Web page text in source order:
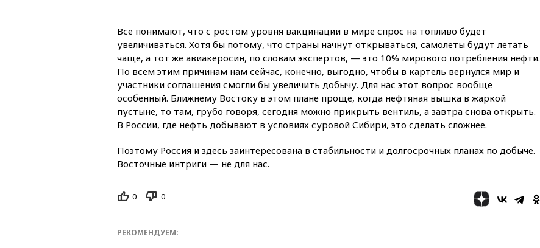
беспилотник над Россией
вчера, 20:27Ямпольская
призвала оптимизировать
олимпиады для поступления в
вузы
вчера, 20:15
Минтранс
предложил оплачивать
защиту дорог от БПЛА из
средств на ремонт
вчера, 20:00
официальным визитом
Все понимают, что с ростом уровня вакцинации в мире спрос на топливо будет
увеличиваться. Хотя бы потому, что страны начнут открываться, самолеты будут летать
чаще, а тот же авиакеросин, по словам экспертов, — это 10% мирового потребления нефти.
По всем этим причинам нам сейчас, конечно, выгодно, чтобы в картель вернулся мир и
участники соглашения смогли бы увеличить добычу. Для нас этот вопрос вообще
особенный. Ближнему Востоку в этом плане проще, когда нефтяная вышка в жаркой
пустыне, то там, грубо говоря, сегодня можно прикрыть вентиль, а завтра снова открыть.
В России, где нефть добывают в условиях суровой Сибири, это сделать сложнее.
Поэтому Россия и здесь заинтересована в стабильности и долгосрочных планах по добыче.
Восточные интриги — не для нас.
0 0
РЕКОМЕНДУЕМ: